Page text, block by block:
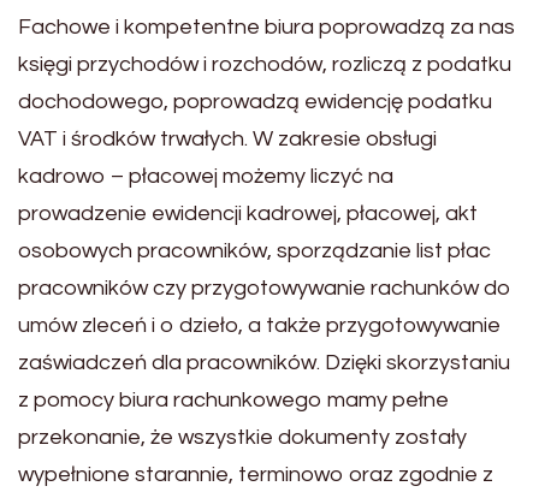
Fachowe i kompetentne biura poprowadzą za nas
księgi przychodów i rozchodów, rozliczą z podatku
dochodowego, poprowadzą ewidencję podatku
VAT i środków trwałych. W zakresie obsługi
kadrowo – płacowej możemy liczyć na
prowadzenie ewidencji kadrowej, płacowej, akt
osobowych pracowników, sporządzanie list płac
pracowników czy przygotowywanie rachunków do
umów zleceń i o dzieło, a także przygotowywanie
zaświadczeń dla pracowników. Dzięki skorzystaniu
z pomocy biura rachunkowego mamy pełne
przekonanie, że wszystkie dokumenty zostały
wypełnione starannie, terminowo oraz zgodnie z